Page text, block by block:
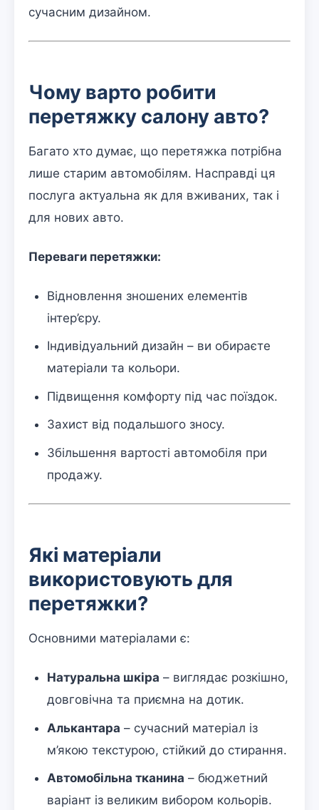
сучасним дизайном.
Чому варто робити
перетяжку салону авто?
Багато хто думає, що перетяжка потрібна
лише старим автомобілям. Насправді ця
послуга актуальна як для вживаних, так і
для нових авто.
Переваги перетяжки:
Відновлення зношених елементів
інтер’єру.
Індивідуальний дизайн – ви обираєте
матеріали та кольори.
Підвищення комфорту під час поїздок.
Захист від подальшого зносу.
Збільшення вартості автомобіля при
продажу.
Які матеріали
використовують для
перетяжки?
Основними матеріалами є:
Натуральна шкіра – виглядає розкішно,
довговічна та приємна на дотик.
Алькантара – сучасний матеріал із
м’якою текстурою, стійкий до стирання.
Автомобільна тканина – бюджетний
варіант із великим вибором кольорів.